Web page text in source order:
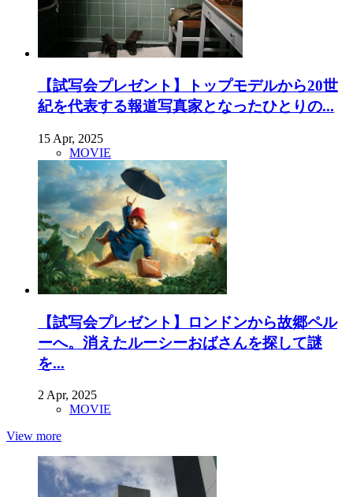
【試写会プレゼント】トップモデルから20世
紀を代表する報道写真家となったひとりの...
15 Apr, 2025
MOVIE
【試写会プレゼント】ロンドンから故郷ペル
ーへ。消えたルーシーおばさんを探して謎
を...
2 Apr, 2025
MOVIE
View more